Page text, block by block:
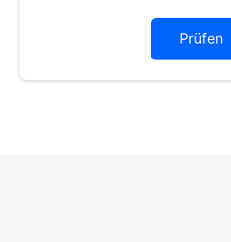
Prüfen